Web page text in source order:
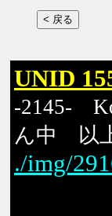
UNID
-2145-
ん中 以
./img/